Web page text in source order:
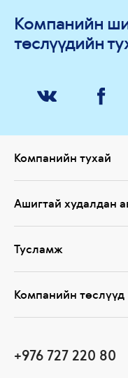
Компанийн
төслүүдийн
Компанийн тухай
Ашигтай худалдан
Тусламж
Компанийн төслүүд
+976 727 220 80